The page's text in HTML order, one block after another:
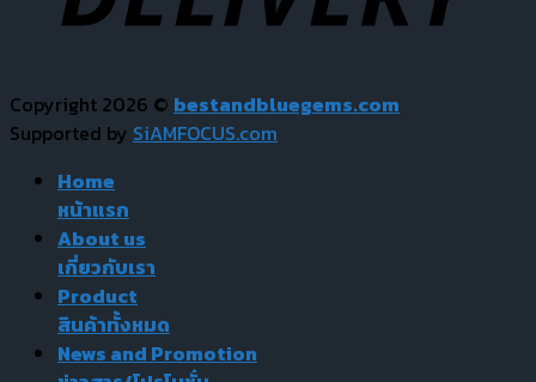
Copyright 2026 © bestandbluegems.com
Supported by SiAMFOCUS.com
Home
หน้าแรก
About us
เกี่ยวกับเรา
Product
สินค้าทั้งหมด
News and Promotion